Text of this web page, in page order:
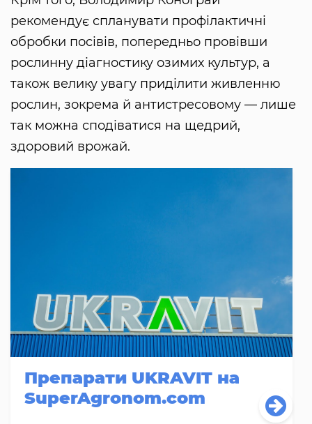
рекомендує спланувати профілактичні
обробки посівів, попередньо провівши
рослинну діагностику озимих культур, а
також велику увагу приділити живленню
рослин, зокрема й антистресовому — лише
так можна сподіватися на щедрий,
здоровий врожай.
Препарати UKRAVIT на
SuperAgronom.com